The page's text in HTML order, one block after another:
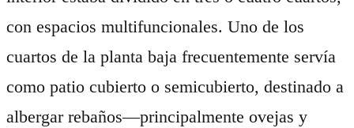
con espacios multifuncionales. Uno de los
cuartos de la planta baja frecuentemente servía
como patio cubierto o semicubierto, destinado a
albergar rebaños—principalmente ovejas y